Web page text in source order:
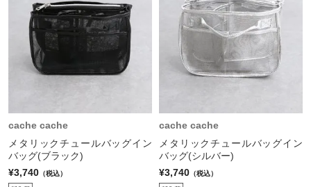
cache cache
メタリックチュールバッグイン
バッグ(ブラック)
¥3,740 （税込）
cache cache
メタリックチュールバッグイン
バッグ(シルバー)
¥3,740 （税込）